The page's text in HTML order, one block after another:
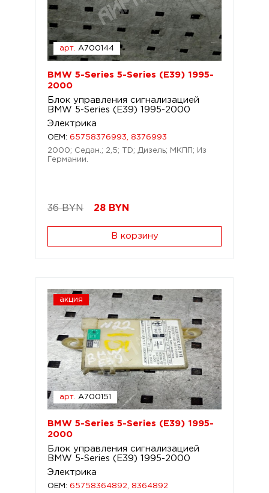
арт. A700144
BMW 5-Series 5-Series (E39) 1995-
2000
Блок управления сигнализацией
BMW 5-Series (E39) 1995-2000
Электрика
OEM: 65758376993, 8376993
2000; Седан.; 2,5; TD; Дизель; МКПП; Из
Германии.
36 BYN 28 BYN
В корзину
акция
арт. A700151
BMW 5-Series 5-Series (E39) 1995-
2000
Блок управления сигнализацией
BMW 5-Series (E39) 1995-2000
Электрика
OEM: 65758364892, 8364892